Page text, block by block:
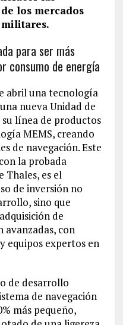
los mercados
para ser más
consumo de energía
abril una tecnología
nueva Unidad de
línea de productos
MEMS, creando
de navegación. Este
la probada
Thales, es el
de inversión no
sino que
de
avanzadas, con
equipos expertos en
de desarrollo
de navegación
más pequeño,